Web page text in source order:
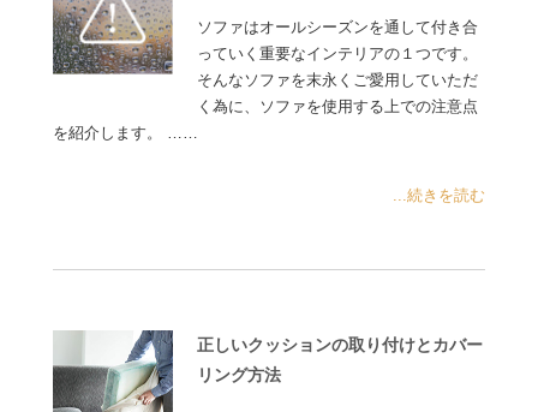
ソファはオールシーズンを通して付き合
っていく重要なインテリアの１つです。
そんなソファを末永くご愛用していただ
く為に、ソファを使用する上での注意点
を紹介します。 ……
...続きを読む
正しいクッションの取り付けとカバー
リング方法